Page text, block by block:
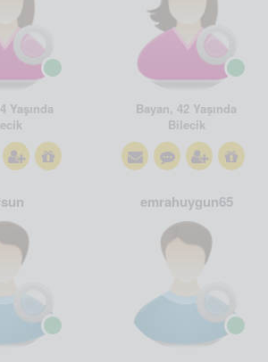
Yaşında
Bayan, 42 Yaşında
Bilecik
emrahuygun65